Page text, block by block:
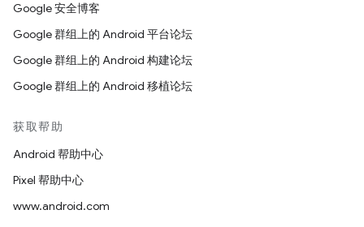
Google 安全博客
Google 群组上的 Android 平台论坛
Google 群组上的 Android 构建论坛
Google 群组上的 Android 移植论坛
获取帮助
Android 帮助中心
Pixel 帮助中心
www.android.com